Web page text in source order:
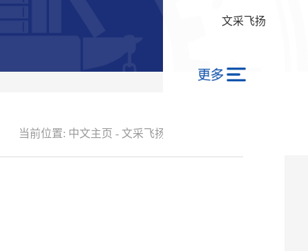
文采飞扬
当前位置: 中文主页 - 文采飞扬